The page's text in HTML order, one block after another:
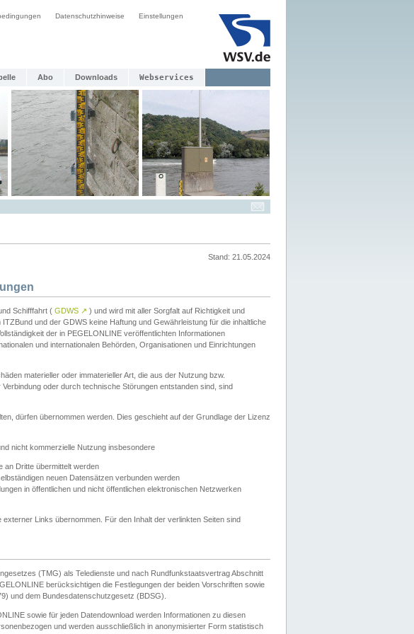
Datenschutzhinweise Einstellungen
Abo Downloads Webservices
Stand: 21.05.2024
Schifffahrt ( GDWS ↗ ) und wird mit aller Sorgfalt auf Richtigkeit und
und der GDWS keine Haftung und Gewährleistung für die inhaltliche
der in PEGELONLINE veröffentlichten Informationen
und internationalen Behörden, Organisationen und Einrichtungen
materieller oder immaterieller Art, die aus der Nutzung bzw.
oder durch technische Störungen entstanden sind, sind
dürfen übernommen werden. Dies geschieht auf der Grundlage der Lizenz
nicht kommerzielle Nutzung insbesondere
an Dritte übermittelt werden
neuen Datensätzen verbunden werden
in öffentlichen und nicht öffentlichen elektronischen Netzwerken
Links übernommen. Für den Inhalt der verlinkten Seiten sind
(TMG) als Teledienste und nach Rundfunkstaatsvertrag Abschnitt
berücksichtigen die Festlegungen der beiden Vorschriften sowie
und dem Bundesdatenschutzgesetz (BDSG).
sowie für jeden Datendownload werden Informationen zu diesen
und werden ausschließlich in anonymisierter Form statistisch